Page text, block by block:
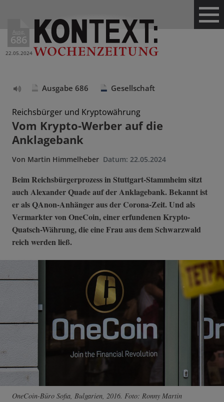
Ausg.
686
22.05.2024
vorlesen
Ausgabe 686 Gesellschaft
Reichsbürger und Kryptowährung
Vom Krypto-Werber auf die
Anklagebank
Von Martin Himmelheber Datum: 22.05.2024
Beim Reichsbürgerprozess in Stuttgart-Stammheim sitzt
auch Alexander Quade auf der Anklagebank. Bekannt ist
er als QAnon-Anhänger aus der Corona-Zeit. Und als
Vermarkter von OneCoin, einer erfundenen Krypto-
Quatsch-Währung, die eine Frau aus dem Schwarzwald
reich werden ließ.
OneCoin-Büro Sofia, Bulgarien, 2016. Foto: Ronny Martin